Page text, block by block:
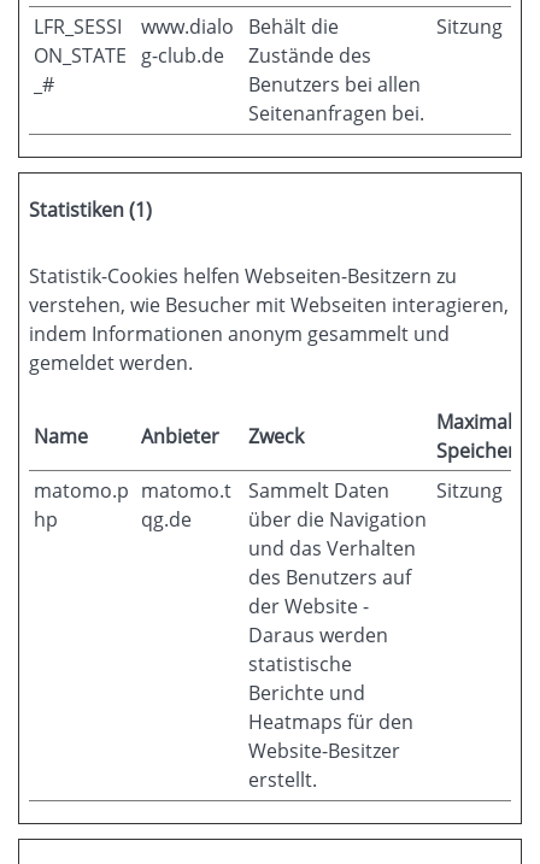
LFR_SESSI
ON_STATE
_#
www.dialo
g-club.de
Behält die
Zustände des
Benutzers bei allen
Seitenanfragen bei.
Sitzung
Statistiken (1)
Statistik-Cookies helfen Webseiten-Besitzern zu
verstehen, wie Besucher mit Webseiten interagieren,
indem Informationen anonym gesammelt und
gemeldet werden.
Name Anbieter Zweck
Maximale
matomo.p
hp
matomo.t
qg.de
Sammelt Daten
über die Navigation
und das Verhalten
des Benutzers auf
der Website -
Daraus werden
statistische
Berichte und
Heatmaps für den
Website-Besitzer
erstellt.
Sitzung